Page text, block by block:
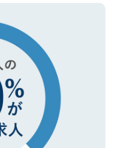
安心ください。
さい。